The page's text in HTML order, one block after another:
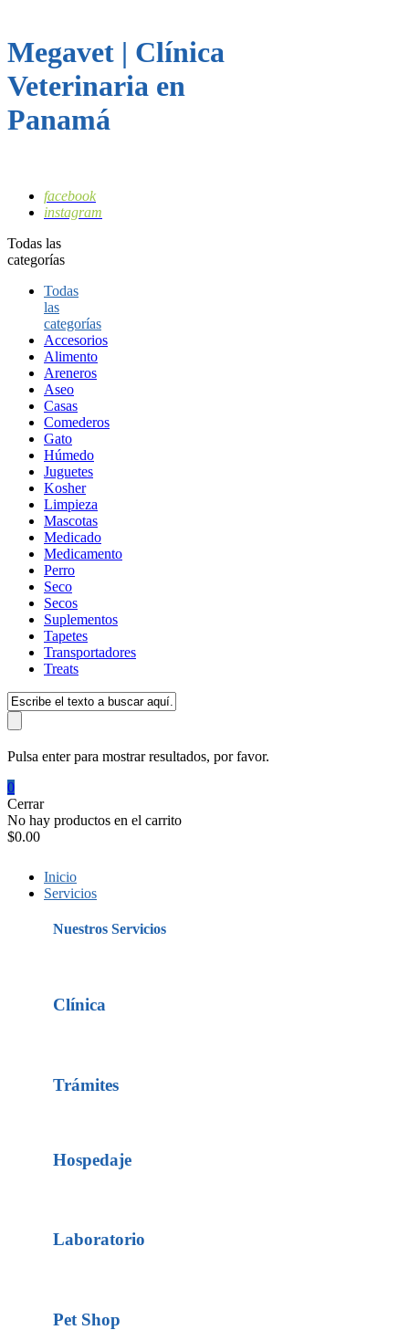
Megavet | Clínica
Veterinaria en
Panamá
facebook
instagram
Todas las
categorías
Todas
las
categorías
Accesorios
Alimento
Areneros
Aseo
Casas
Comederos
Gato
Húmedo
Juguetes
Kosher
Limpieza
Mascotas
Medicado
Medicamento
Perro
Seco
Secos
Suplementos
Tapetes
Transportadores
Treats
Pulsa enter para mostrar resultados, por favor.
0
Cerrar
No hay productos en el carrito
$0.00
Inicio
Servicios
Nuestros Servicios
Clínica
Trámites
Hospedaje
Laboratorio
Pet Shop